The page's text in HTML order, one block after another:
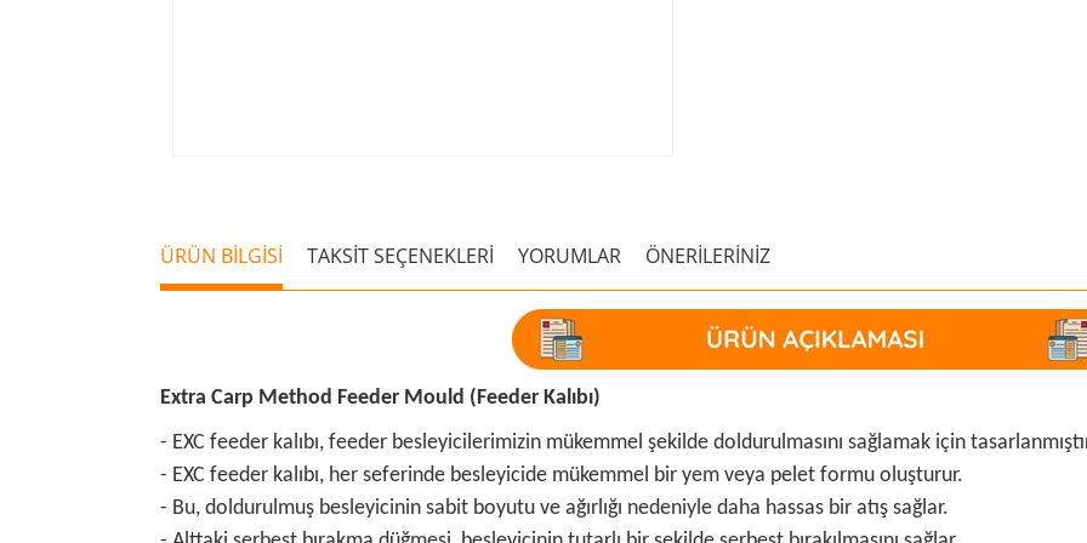
ÜRÜN BİLGİSİ TAKSİT SEÇENEKLERİ YORUMLAR ÖNERİLERİNİZ
Extra Carp Method Feeder Mould (Feeder Kalıbı)
- EXC feeder kalıbı, feeder besleyicilerimizin mükemmel şekilde doldurulmasını sağlamak için
- EXC feeder kalıbı, her seferinde besleyicide mükemmel bir yem veya pelet formu oluşturur.
- Bu, doldurulmuş besleyicinin sabit boyutu ve ağırlığı nedeniyle daha hassas bir atış sağlar.